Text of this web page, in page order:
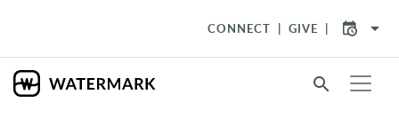
CONNECT GIVE arrow_drop_down
search